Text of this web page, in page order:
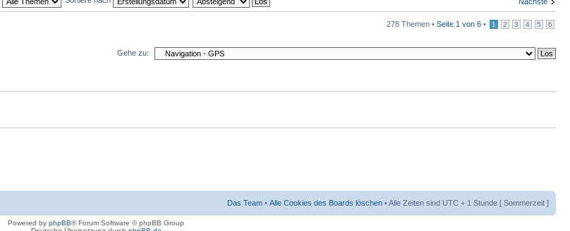
278 Themen • Seite 1 von 6 • 1 2 3 4 5 6
Gehe zu:
Das Team • Alle Cookies des Boards löschen • Alle Zeiten sind UTC + 1 Stunde [ Sommerzeit ]
Powered by phpBB® Forum Software © phpBB Group